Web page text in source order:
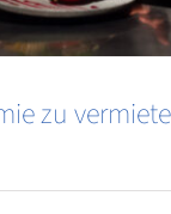
zu